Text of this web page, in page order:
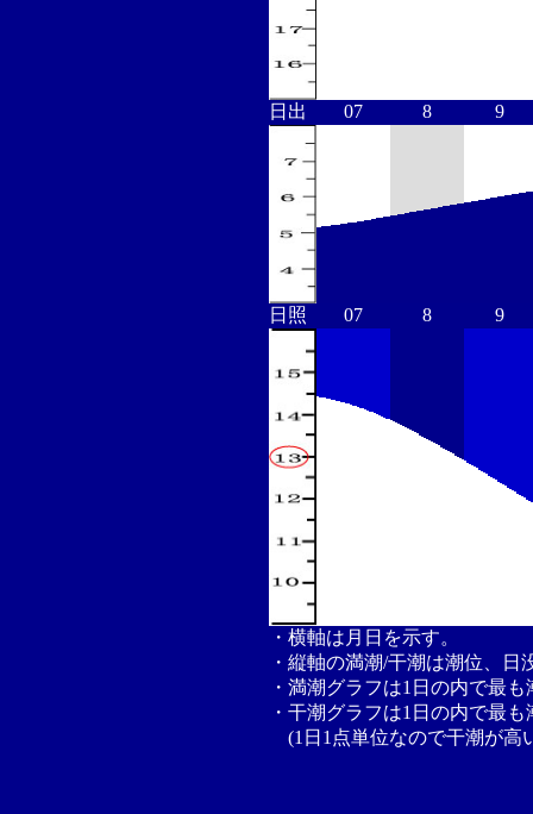
日出 07 8 9
日照 07 8 9
・横軸は月日を示す。
・縦軸の満潮/干潮は潮位、
・満潮グラフは1日の内で最
・干潮グラフは1日の内で最
(1日1点単位なので干潮が高